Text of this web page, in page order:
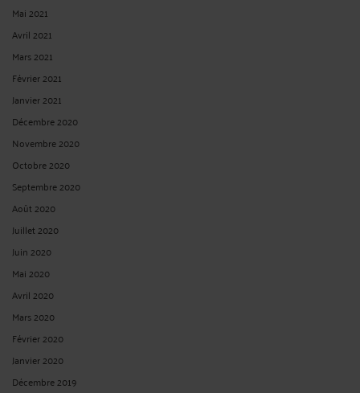
Mai 2021
Avril 2021
Mars 2021
Février 2021
Janvier 2021
Décembre 2020
Novembre 2020
Octobre 2020
Septembre 2020
Août 2020
Juillet 2020
Juin 2020
Mai 2020
Avril 2020
Mars 2020
Février 2020
Janvier 2020
Décembre 2019